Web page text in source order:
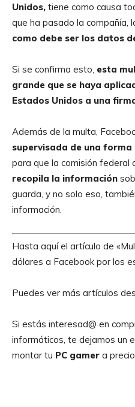
Unidos, tiene como causa
que ha pasado la compañía,
como debe ser los datos
Si se confirma esto, esta
grande que se haya
Estados Unidos a una
Además de la multa,
supervisada de una forma
para que la comisión federal
recopila la información
guarda, y no solo eso,
información.
Hasta aquí el artículo de
dólares a Facebook por los
Puedes ver más artículos
Si estás interesad@ en
informáticos, te dejamos un
montar tu PC gamer a